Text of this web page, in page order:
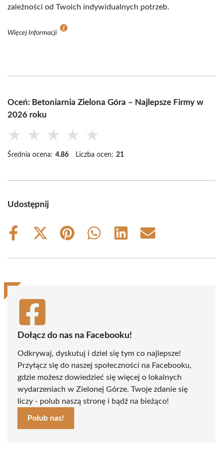
zależności od Twoich indywidualnych potrzeb.
Więcej Informacji
Oceń: Betoniarnia Zielona Góra – Najlepsze Firmy w
2026 roku
★ ★ ★ ★ ★
Średnia ocena: 4.86 Liczba ocen: 21
Udostępnij
Share
Share
(Twitter)
Share
Share
Share
Share
Dołącz do nas na Facebooku!
Odkrywaj, dyskutuj i dziel się tym co najlepsze!
Przyłącz się do naszej społeczności na Facebooku,
gdzie możesz dowiedzieć się więcej o lokalnych
wydarzeniach w Zielonej Górze. Twoje zdanie się
liczy - polub naszą stronę i bądź na bieżąco!
Polub nas!